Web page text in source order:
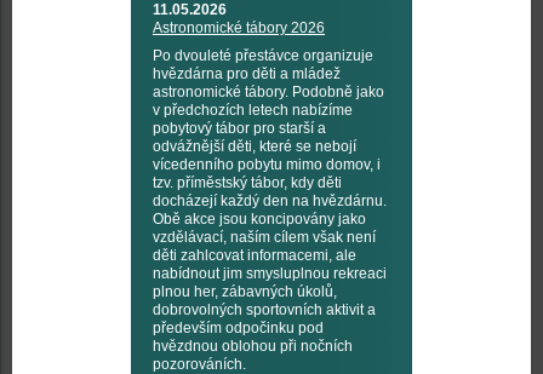
11.05.2026
Astronomické tábory 2026
Po dvouleté přestávce organizuje
hvězdárna pro děti a mládež
astronomické tábory. Podobně jako
v předchozích letech nabízíme
pobytový tábor pro starší a
odvážnější děti, které se nebojí
vícedenního pobytu mimo domov, i
tzv. příměstský tábor, kdy děti
docházejí každý den na hvězdárnu.
Obě akce jsou koncipovány jako
vzdělávací, naším cílem však není
děti zahlcovat informacemi, ale
nabídnout jim smysluplnou rekreaci
plnou her, zábavných úkolů,
dobrovolných sportovních aktivit a
především odpočinku pod
hvězdnou oblohou při nočních
pozorováních.